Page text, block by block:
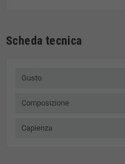
Scheda tecnica
Gusto
Composizione
Capienza